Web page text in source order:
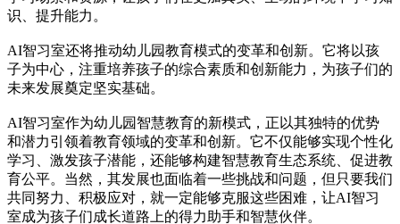
识、提升能力。
AI智习室还将推动幼儿园教育模式的变革和创新。它将以孩
子为中心，注重培养孩子的综合素质和创新能力，为孩子们的
未来发展奠定坚实基础。
AI智习室作为幼儿园智慧教育的新模式，正以其独特的优势
和潜力引领着教育领域的变革和创新。它不仅能够实现个性化
学习、激发孩子潜能，还能够构建智慧教育生态系统、促进教
育公平。当然，其发展也面临着一些挑战和问题，但只要我们
共同努力、积极应对，就一定能够克服这些困难，让AI智习
室成为孩子们成长道路上的得力助手和智慧伙伴。